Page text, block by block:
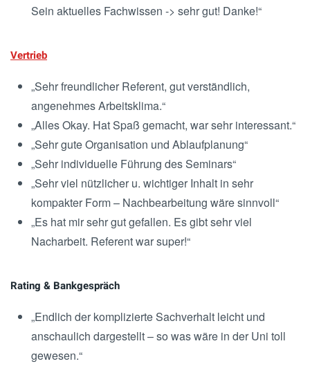
Sein aktuelles Fachwissen -> sehr gut! Danke!“
Vertrieb
„Sehr freundlicher Referent, gut verständlich,
angenehmes Arbeitsklima.“
„Alles Okay. Hat Spaß gemacht, war sehr interessant.“
„Sehr gute Organisation und Ablaufplanung“
„Sehr individuelle Führung des Seminars“
„Sehr viel nützlicher u. wichtiger Inhalt in sehr
kompakter Form – Nachbearbeitung wäre sinnvoll“
„Es hat mir sehr gut gefallen. Es gibt sehr viel
Nacharbeit. Referent war super!“
Rating & Bankgespräch
„Endlich der komplizierte Sachverhalt leicht und
anschaulich dargestellt – so was wäre in der Uni toll
gewesen.“